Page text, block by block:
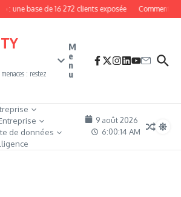
: une base de 16 272 clients exposée Comment
: restez
M
e
n
u
de données
9 août 2026
6:00:15 AM